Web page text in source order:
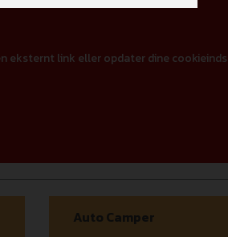
eksternt link eller opdater dine
Auto Camper